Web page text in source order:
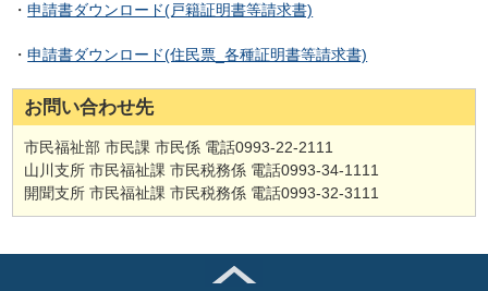
・申請書ダウンロード(戸籍証明書等請求書)
・申請書ダウンロード(住民票_各種証明書等請求書)
お問い合わせ先
市民福祉部 市民課 市民係 電話0993-22-2111
山川支所 市民福祉課 市民税務係 電話0993-34-1111
開聞支所 市民福祉課 市民税務係 電話0993-32-3111